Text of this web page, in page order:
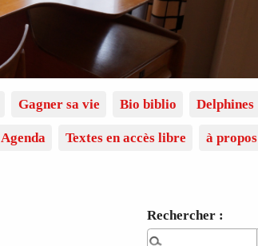
Gagner sa vie Bio biblio Delphines
Agenda Textes en accès libre à propos
Rechercher :